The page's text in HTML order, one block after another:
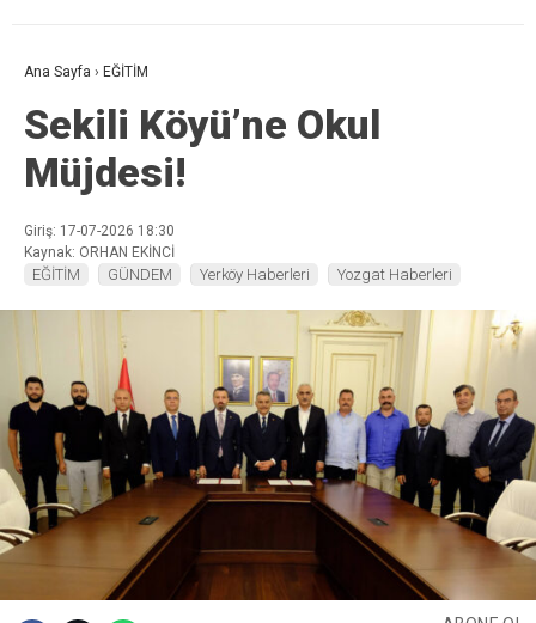
Ana Sayfa › EĞİTİM
Sekili Köyü’ne Okul
Müjdesi!
Giriş: 17-07-2026 18:30
Kaynak: ORHAN EKİNCİ
EĞİTİM GÜNDEM Yerköy Haberleri Yozgat Haberleri